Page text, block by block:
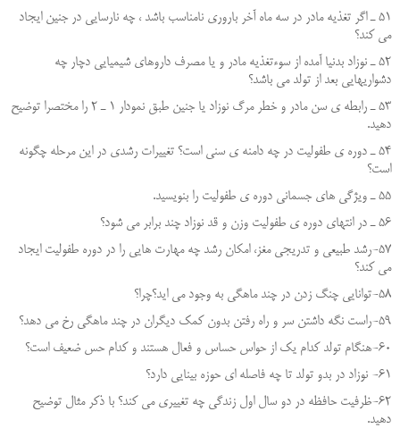
51 ـ اگر تغذيه مادر در سه ماه آخر باروري نامناسب باشد ، چه نارسايي در جنين ايجاد
مي كند؟
52 ـ نوزاد بدنيا آمده از سوءتغذيه مادر و يا مصرف داروهاي شيميايي دچار چه
دشواريهايي بعد از تولد مي باشد؟
53 ـ رابطه ي سن مادر و خطر مرگ نوزاد يا جنين طبق نمودار 1 ـ 2 را مختصرا توضيح
دهيد.
54 ـ دوره ي طفوليت در چه دامنه ي سني است؟ تغييرات رشدي در اين مرحله چگونه
است؟
55 ـ ويژگي هاي جسماني دوره ي طفوليت را بنويسيد.
56 ـ در انتهای دوره ي طفوليت وزن و قد نوزاد چند برابر مي شود؟
57-رشد طبیعی و تدریجی مغز، امکان رشد چه مهارت هایی را در دوره طفولیت ایجاد
می کند؟
58-توانایی چنگ زدن در چند ماهگی به وجود می اید؟چرا؟
59-راست نگه داشتن سر و راه رفتن بدون کمک دیگران در چند ماهگی رخ می دهد؟
60-هنگام تولد کدام یک از حواس حساس و فعال هستند و کدام حس ضعیف است؟
61- نوزاد در بدو تولد تا چه فاصله ای حوزه بینایی دارد؟
62-ظرفیت حافظه در دو سال اول زندگی چه تغییری می کند؟ با ذکر مثال توضیح
دهید.